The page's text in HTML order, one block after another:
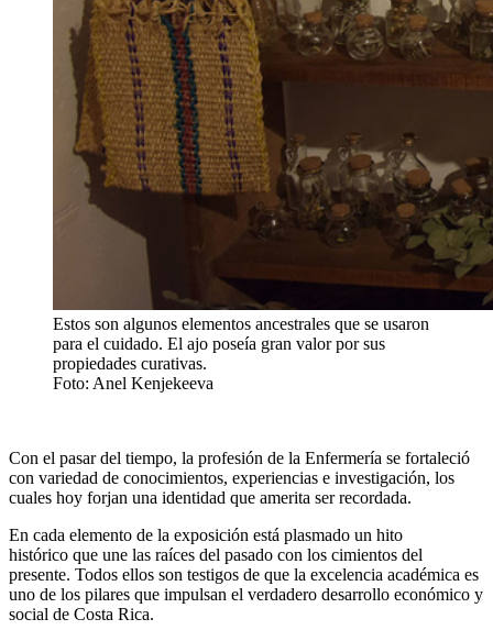
Estos son algunos elementos ancestrales que se usaron
para el cuidado. El ajo poseía gran valor por sus
propiedades curativas.
Foto: Anel Kenjekeeva
Con el pasar del tiempo, la profesión de la Enfermería se fortaleció
con variedad de conocimientos, experiencias e investigación, los
cuales hoy forjan una identidad que amerita ser recordada.
En cada elemento de la exposición está plasmado un hito
histórico que une las raíces del pasado con los cimientos del
presente. Todos ellos son testigos de que la excelencia académica es
uno de los pilares que impulsan el verdadero desarrollo económico y
social de Costa Rica.